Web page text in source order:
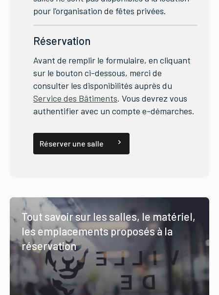
pour l'organisation de fêtes privées.
Réservation
Avant de remplir le formulaire, en cliquant
sur le bouton ci-dessous, merci de
consulter les disponibilités auprès du
Service des Bâtiments. Vous devrez vous
authentifier avec un compte e-démarches.
Réserver une salle
Tout savoir sur les salles, le matériel,
les emplacements proposés à la
réservation